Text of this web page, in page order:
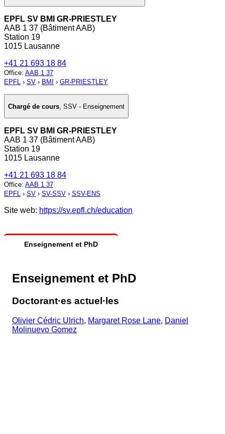
EPFL SV BMI GR-PRIESTLEY
AAB 1 37 (Bâtiment AAB)
Station 19
1015 Lausanne
+41 21 693 18 84
Office: AAB 1 37
EPFL › SV › BMI › GR-PRIESTLEY
Chargé de cours SSV - Enseignement
EPFL SV BMI GR-PRIESTLEY
AAB 1 37 (Bâtiment AAB)
Station 19
1015 Lausanne
+41 21 693 18 84
Office: AAB 1 37
EPFL › SV › SV-SSV › SSV-ENS
Site web: https://sv.epfl.ch/education
Enseignement et PhD
Enseignement et PhD
Doctorant·es actuel·les
Olivier Cédric Ulrich, Margaret Rose Lane, Daniel
Molinuevo Gomez